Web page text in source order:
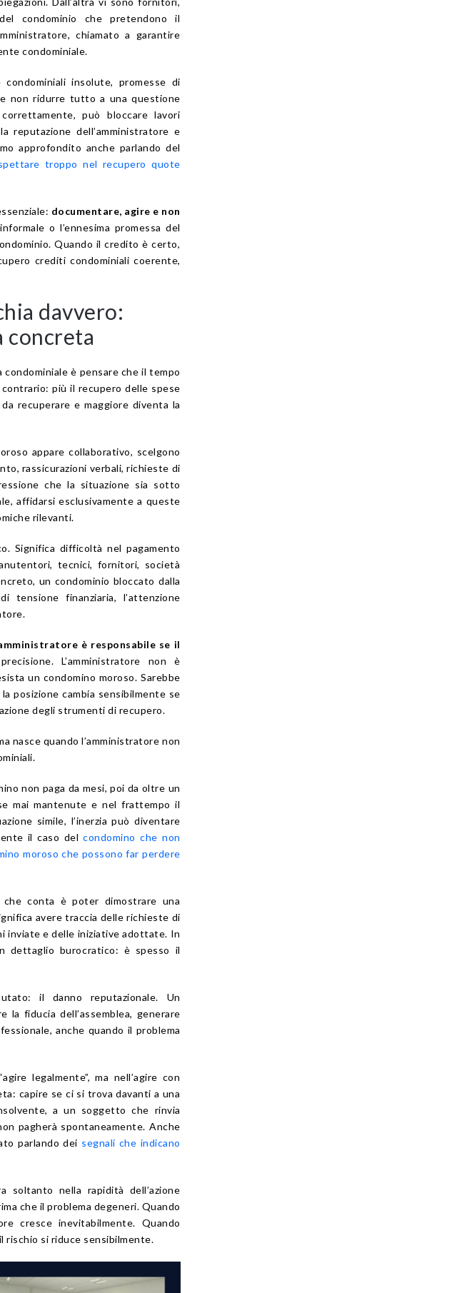
condominio che pretendono il
chiamato a garantire
condominiale.
insolute, promesse di
non ridurre tutto a una questione
può bloccare lavori
reputazione dell’amministratore e
approfondito anche parlando del
troppo nel recupero quote
documentare, agire e non
o l’ennesima promessa del
Quando il credito è certo,
crediti condominiali coerente,
davvero:
concreta
è pensare che il tempo
più il recupero delle spese
recuperare e maggiore diventa la
appare collaborativo, scelgono
rassicurazioni verbali, richieste di
che la situazione sia sotto
affidarsi esclusivamente a queste
rilevanti.
Significa difficoltà nel pagamento
tecnici, fornitori, società
un condominio bloccato dalla
tensione finanziaria, l’attenzione
è responsabile se il
L’amministratore non è
un condomino moroso. Sarebbe
posizione cambia sensibilmente se
degli strumenti di recupero.
nasce quando l’amministratore non
non paga da mesi, poi da oltre un
mai mantenute e nel frattempo il
simile, l’inerzia può diventare
il caso delcondomino che non
moroso che possono far perdere
conta è poter dimostrare una
avere traccia delle richieste di
inviate e delle iniziative adottate. In
dettaglio burocratico: è spesso il
il danno reputazionale. Un
fiducia dell’assemblea, generare
anche quando il problema
legalmente”, ma nell’agire con
capire se ci si trova davanti a una
a un soggetto che rinvia
pagherà spontaneamente. Anche
parlando dei segnali che indicano
soltanto nella rapidità dell’azione
che il problema degeneri. Quando
cresce inevitabilmente. Quando
rischio si riduce sensibilmente.